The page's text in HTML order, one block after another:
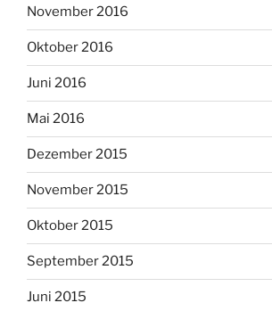
November 2016
Oktober 2016
Juni 2016
Mai 2016
Dezember 2015
November 2015
Oktober 2015
September 2015
Juni 2015